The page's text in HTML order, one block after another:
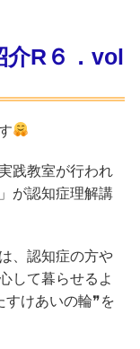
介R６．vol
践教室が行われ
が認知症理解講
は、認知症の方や
して暮らせるよ
すけあいの輪❞を